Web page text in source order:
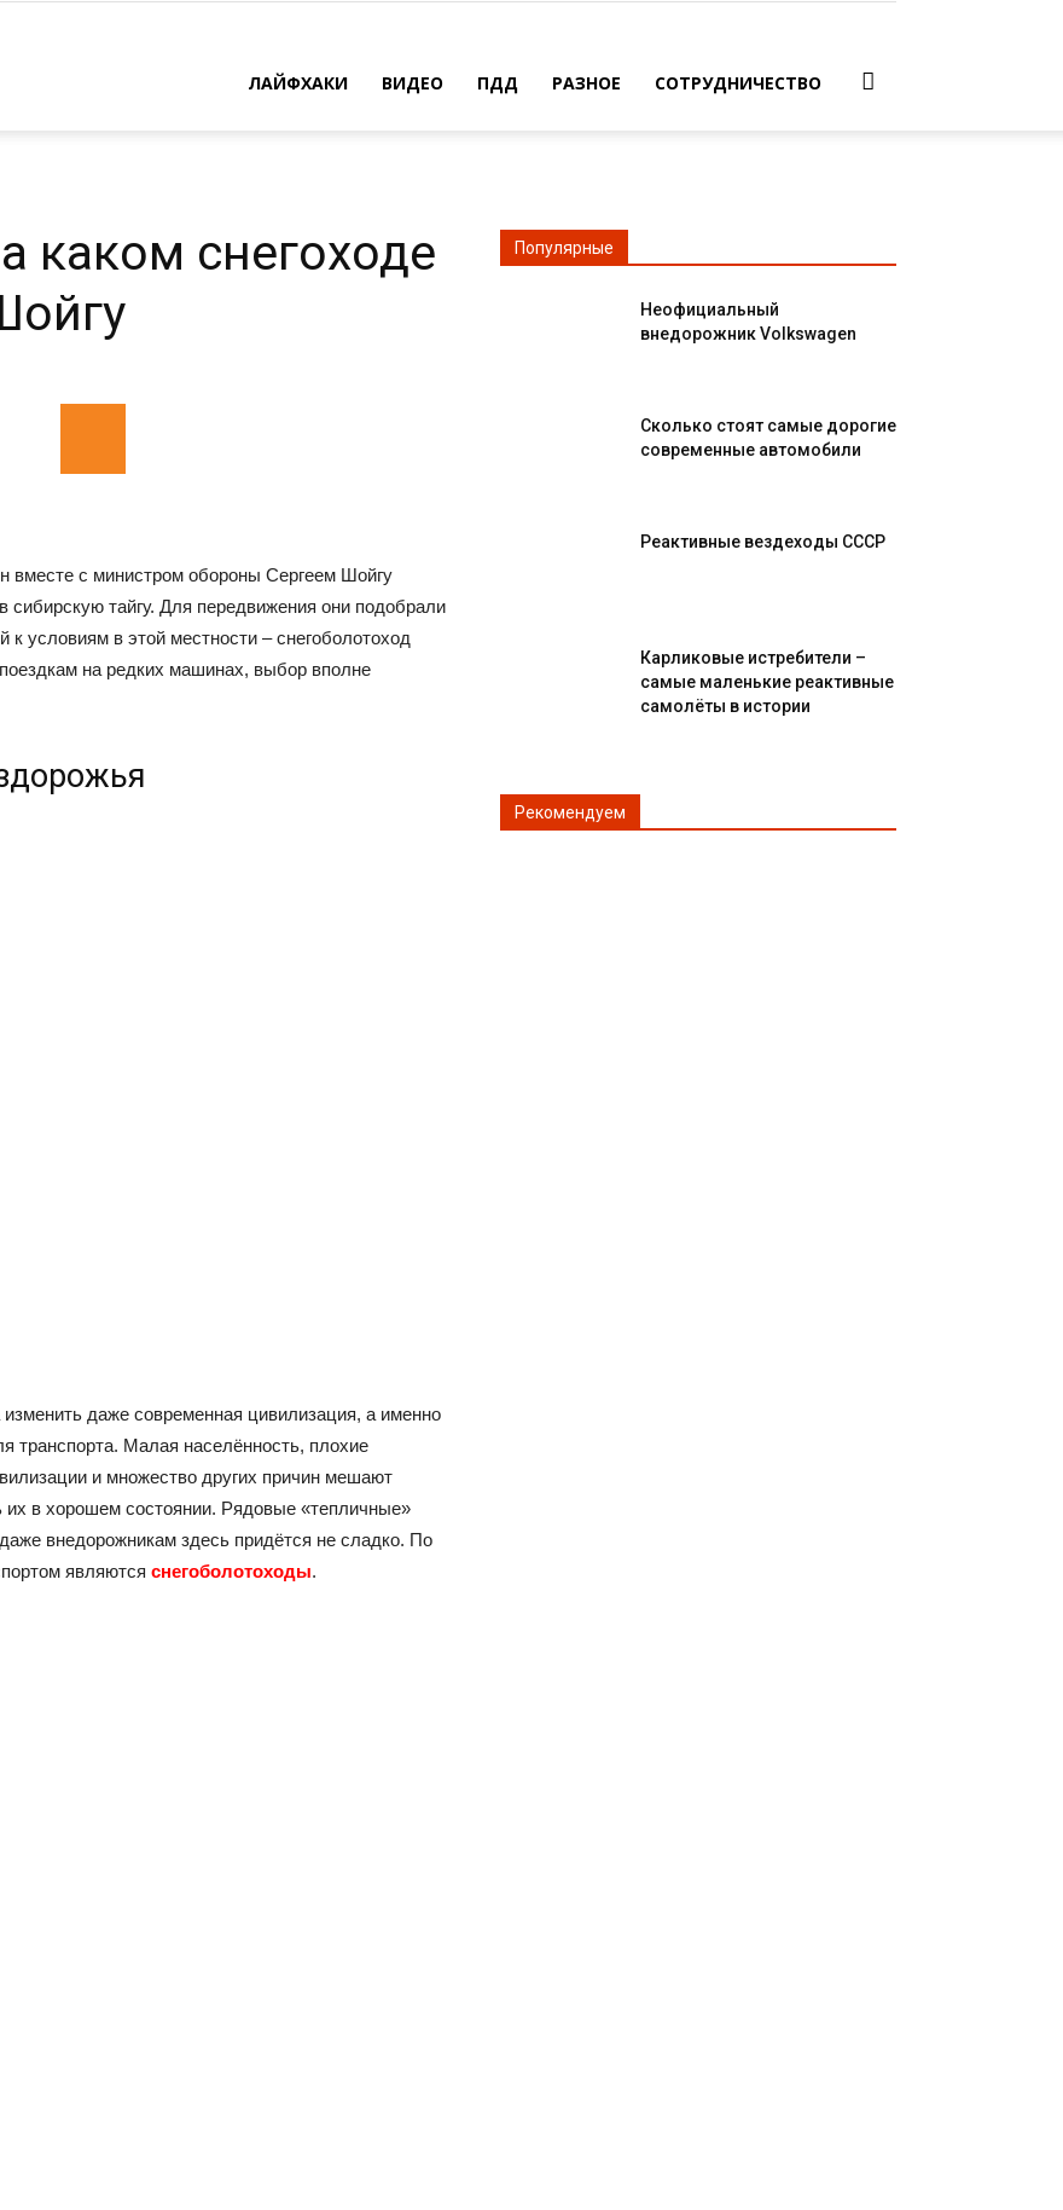
ЛАЙФХАКИ ВИДЕО ПДД РАЗНОЕ СОТРУДНИЧЕСТВО
каком снегоходе
вместе с министром обороны Сергеем Шойгу
тайгу. Для передвижения они подобрали
условиям в этой местности – снегоболотоход
на редких машинах, выбор вполне
даже современная цивилизация, а именно
транспорта. Малая населённость, плохие
и множество других причин мешают
их в хорошем состоянии. Рядовые «тепличные»
внедорожникам здесь придётся не сладко. По
являются снегоболотоходы.
Популярные
Неофициальный
внедорожник Volkswagen
Сколько стоят самые дорогие
современные автомобили
Реактивные вездеходы СССР
Карликовые истребители –
самые маленькие реактивные
самолёты в истории
Рекомендуем